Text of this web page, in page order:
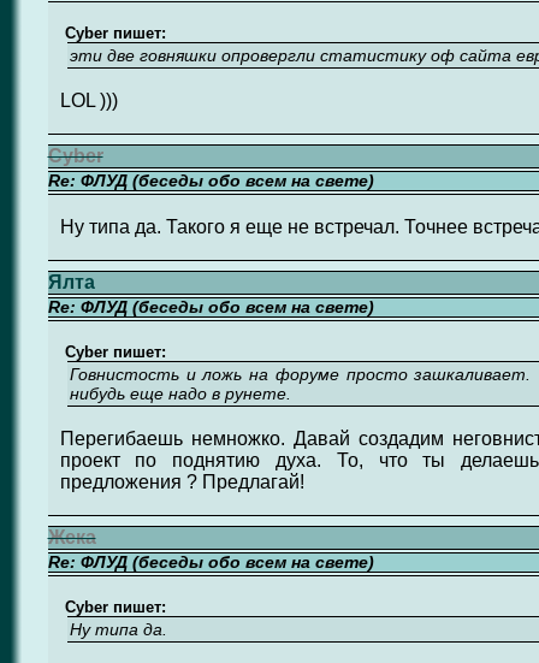
Cyber пишет:
эти две говняшки опровергли статистику оф сайта
LOL )))
Cyber
Re: ФЛУД (беседы обо всем на свете)
Ну типа да. Такого я еще не встречал. Точнее
Ялта
Re: ФЛУД (беседы обо всем на свете)
Cyber пишет:
Говнистость и ложь на форуме просто зашкаливает.
нибудь еще надо в рунете.
Перегибаешь немножко. Давай создадим
проект по поднятию духа. То, что ты
предложения ? Предлагай!
Жека
Re: ФЛУД (беседы обо всем на свете)
Cyber пишет:
Ну типа да.